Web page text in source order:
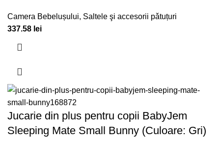
Camera Bebelușului, Saltele şi accesorii pǎtuțuri
337.58 lei
Jucarie din plus pentru copii BabyJem
Sleeping Mate Small Bunny (Culoare: Gri)